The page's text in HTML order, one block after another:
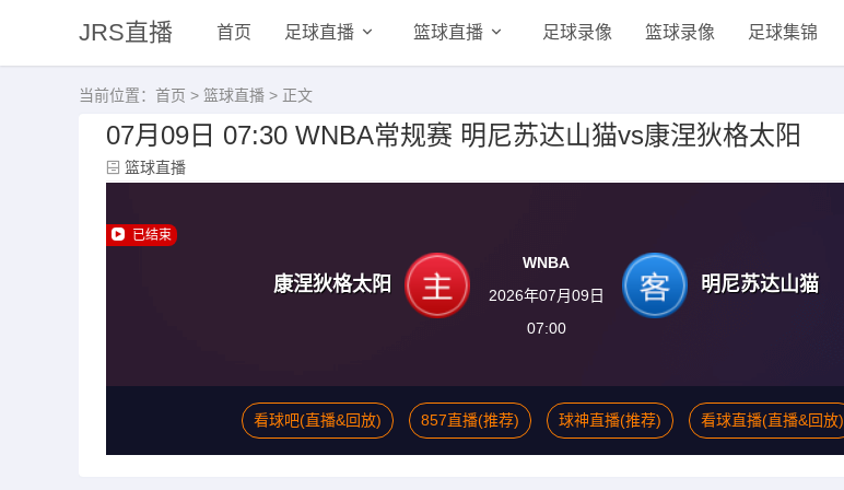
JRS直播 首页 足球直播 篮球直播 足球录像 篮球录像 足球集锦
当前位置： 首页 > 篮球直播 > 正文
07月09日 07:30 WNBA常规赛 明尼苏达山猫vs康涅狄格太阳
篮球直播
已结束
康涅狄格太阳
WNBA
2026年07月09日
07:00
明尼苏达山猫
看球吧(直播&回放) 857直播(推荐) 球神直播(推荐) 看球直播(直播&回放)